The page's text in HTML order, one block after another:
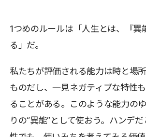
1つめのルールは「人生とは、『異
る」だ。
私たちが評価される能力は時と場
ものだし、一見ネガティブな特性
ることがある。このような能力の
りの“異能”として使おう。ハンデ